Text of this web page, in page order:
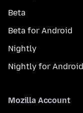
Beta
Beta for Android
Nightly
Nightly for Android
Mozilla Account